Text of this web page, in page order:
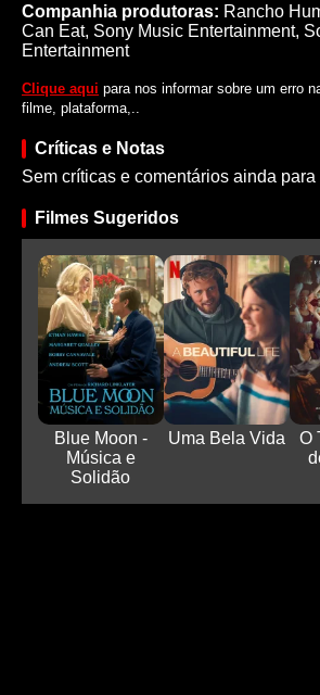
Companhia produtoras: Rancho
Can Eat, Sony Music Entertainment,
Entertainment
Clique aqui para nos informar sobre um erro
filme, plataforma,..
Críticas e Notas
Sem críticas e comentários ainda para
Filmes Sugeridos
Blue Moon -
Música e
Solidão
Uma Bela Vida
O